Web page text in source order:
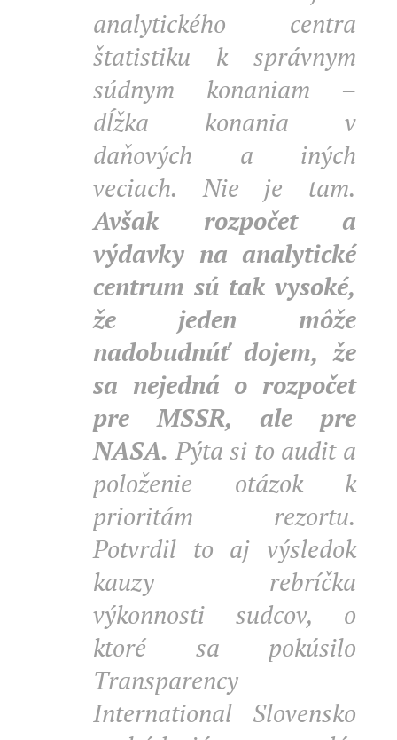
analytického centra
štatistiku k správnym
súdnym konaniam –
dĺžka konania v
daňových a iných
veciach. Nie je tam.
Avšak rozpočet a
výdavky na analytické
centrum sú tak vysoké,
že jeden môže
nadobudnúť dojem, že
sa nejedná o rozpočet
pre MSSR, ale pre
NASA. Pýta si to audit a
položenie otázok k
prioritám rezortu.
Potvrdil to aj výsledok
kauzy rebríčka
výkonnosti sudcov, o
ktoré sa pokúsilo
Transparency
International Slovensko